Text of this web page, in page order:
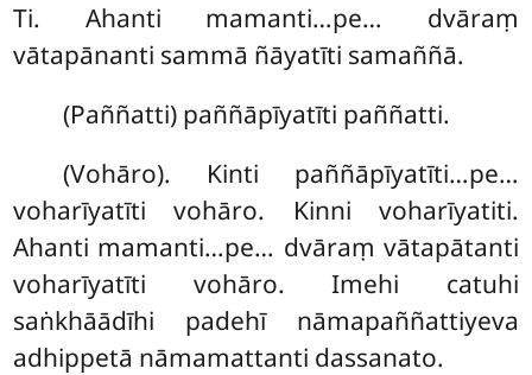
Ti. Ahanti mamanti…pe… dvāraṃ
vātapānanti sammā ñāyatīti samaññā.
(Paññatti) paññāpīyatīti paññatti.
(Vohāro). Kinti paññāpīyatīti…pe…
voharīyatīti vohāro. Kinni voharīyatiti.
Ahanti mamanti…pe… dvāraṃ vātapātanti
voharīyatīti vohāro. Imehi catuhi
saṅkhāādīhi padehī nāmapaññattiyeva
adhippetā nāmamattanti dassanato.